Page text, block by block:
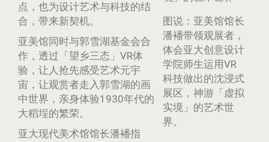
图说：亚美馆馆长
潘襎带领观展者，
体会亚大创意设计
学院师生运用VR
科技做出的沈浸式
展区，神游「虚拟
实境」的艺术世
界。
点，也为设计艺术与科技的结
合，带来新契机。
亚美馆同时与郭雪湖基金会合
作，透过「望乡三态」VR体
验，让人抢先感受艺术元宇
宙，让观赏者走入郭雪湖的画
中世界，亲身体验1930年代的
大稻埕的繁荣。
亚大现代美术馆馆长潘襎指